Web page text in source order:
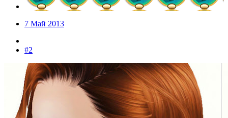
7 Май 2013
#2